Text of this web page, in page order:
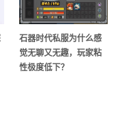
石器时代私服为什么感
觉无聊又无趣，玩家粘
性极度低下？